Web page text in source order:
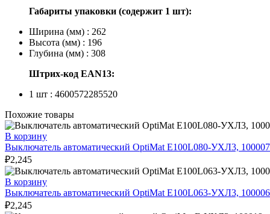
Габариты упаковки (содержит 1 шт):
Ширина (мм) : 262
Высота (мм) : 196
Глубина (мм) : 308
Штрих-код EAN13:
1 шт : 4600572285520
Похожие товары
В корзину
Выключатель автоматический OptiMat E100L080-УХЛ3, 100007
₽2,245
В корзину
Выключатель автоматический OptiMat E100L063-УХЛ3, 100006
₽2,245